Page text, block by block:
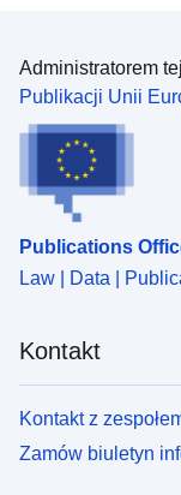
Administratorem
Publikacji Unii
Publications
Law | Data |
Kontakt
Kontakt z
Zamów biuletyn